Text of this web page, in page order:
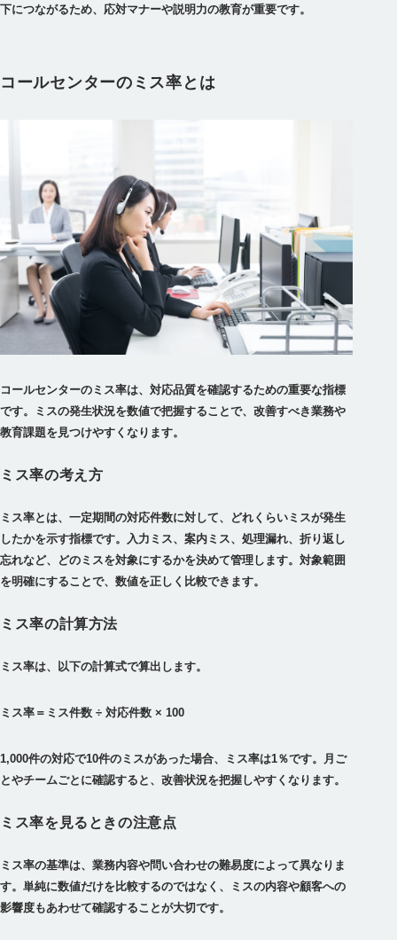
下につながるため、応対マナーや説明力の教育が重要です。
コールセンターのミス率とは
コールセンターのミス率は、対応品質を確認するための重要な指標
です。ミスの発生状況を数値で把握することで、改善すべき業務や
教育課題を見つけやすくなります。
ミス率の考え方
ミス率とは、一定期間の対応件数に対して、どれくらいミスが発生
したかを示す指標です。入力ミス、案内ミス、処理漏れ、折り返し
忘れなど、どのミスを対象にするかを決めて管理します。対象範囲
を明確にすることで、数値を正しく比較できます。
ミス率の計算方法
ミス率は、以下の計算式で算出します。
ミス率＝ミス件数 ÷ 対応件数 × 100
1,000件の対応で10件のミスがあった場合、ミス率は1％です。月ご
とやチームごとに確認すると、改善状況を把握しやすくなります。
ミス率を見るときの注意点
ミス率の基準は、業務内容や問い合わせの難易度によって異なりま
す。単純に数値だけを比較するのではなく、ミスの内容や顧客への
影響度もあわせて確認することが大切です。